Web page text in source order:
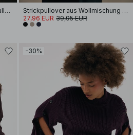
Wollmischung Kurzarm Strickpullover
Strickpullover aus Wollmischung mit V-Ausschnitt
27,96 EUR 39,95 EUR
-30%